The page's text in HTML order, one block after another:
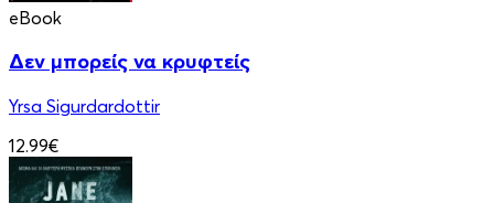
eBook
Δεν μπορείς να κρυφτείς
Yrsa Sigurdardottir
12.99€